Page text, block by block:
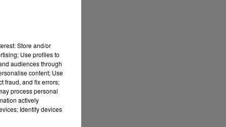
Store and/or
Use profiles to
audiences through
content; Use
fraud, and fix errors;
process personal
actively
Identify devices